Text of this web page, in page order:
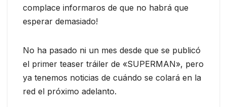
complace informaros de que no habrá que
esperar demasiado!
No ha pasado ni un mes desde que se publicó
el primer teaser tráiler de «SUPERMAN», pero
ya tenemos noticias de cuándo se colará en la
red el próximo adelanto.